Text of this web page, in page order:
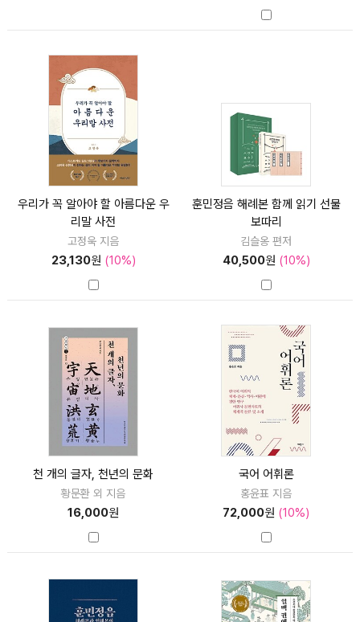
우리가 꼭 알아야 할 아름다운 우
리말 사전
고정욱 지음
23,130원 (10%)
훈민정음 해례본 함께 읽기 선물
보따리
김슬옹 편저
40,500원 (10%)
천 개의 글자, 천년의 문화
황문환 외 지음
16,000원
국어 어휘론
홍윤표 지음
72,000원 (10%)